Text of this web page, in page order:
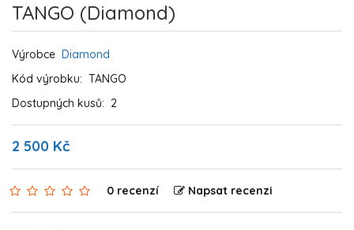
TANGO (Diamond)
Výrobce Diamond
Kód výrobku: TANGO
Dostupných kusů: 2
2 500 Kč
0 recenzí Napsat recenzi